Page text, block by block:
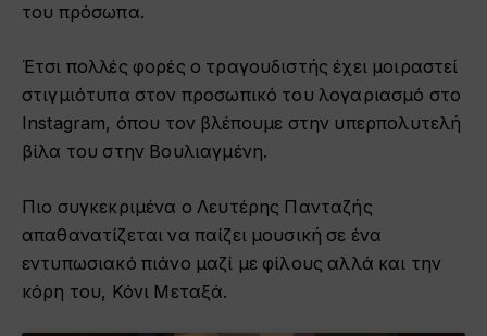
του πρόσωπα.
Έτσι πολλές φορές ο τραγουδιστής έχει μοιραστεί
στιγμιότυπα στον προσωπικό του λογαριασμό στο
Instagram, όπου τον βλέπουμε στην υπερπολυτελή
βίλα του στην Βουλιαγμένη.
Πιο συγκεκριμένα ο Λευτέρης Πανταζής
απαθανατίζεται να παίζει μουσική σε ένα
εντυπωσιακό πιάνο μαζί με φίλους αλλά και την
κόρη του, Κόνι Μεταξά.